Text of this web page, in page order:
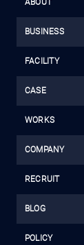
BUSINESS
FACILITY
CASE
WORKS
COMPANY
RECRUIT
BLOG
POLICY